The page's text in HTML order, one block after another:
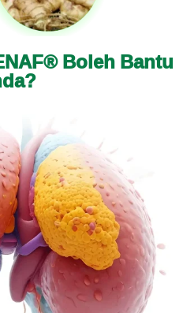
Boleh Bantu